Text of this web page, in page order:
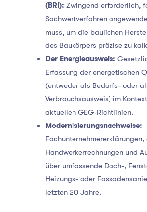
(BRI): Zwingend erforderlich,
Sachwertverfahren
muss, um die baulichen
des Baukörpers präzise zu
Der Energieausweis:
Erfassung der energetischen
(entweder als Bedarfs- oder
Verbrauchsausweis) im
aktuellen GEG-Richtlinien.
Modernisierungsnachweise:
Handwerkerrechnungen und
über umfassende Dach-,
Heizungs- oder
letzten 20 Jahre.